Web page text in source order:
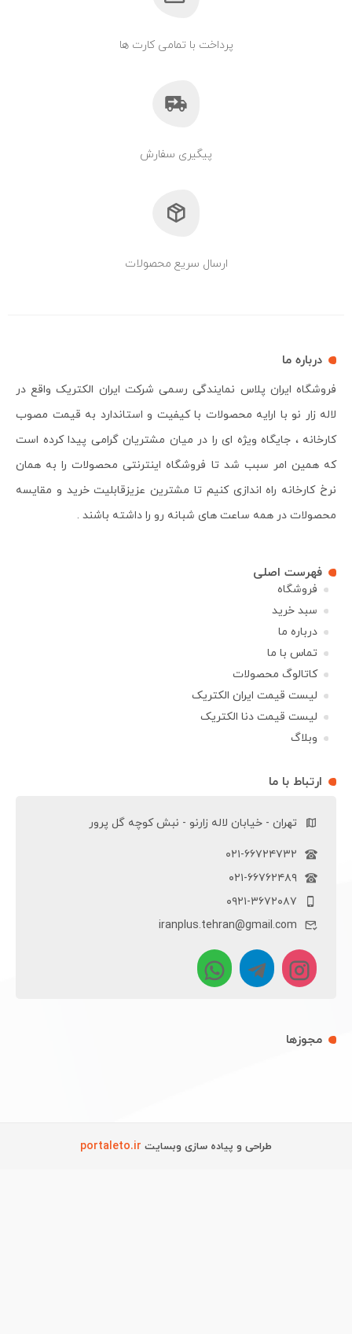
پرداخت با تمامی کارت ها
پیگیری سفارش
ارسال سریع محصولات
درباره ما
فروشگاه ایران پلاس نمایندگی رسمی شرکت ایران الکتریک واقع در
لاله زار نو با ارایه محصولات با کیفیت و استاندارد به قیمت مصوب
کارخانه ، جایگاه ویژه ای را در میان مشتریان گرامی پیدا کرده است
که همین امر سبب شد تا فروشگاه اینترنتی محصولات را به همان
نرخ کارخانه راه اندازی کنیم تا مشترین عزیزقابلیت خرید و مقایسه
محصولات در همه ساعت های شبانه رو را داشته باشند .
فهرست اصلی
فروشگاه
سبد خرید
درباره ما
تماس با ما
کاتالوگ محصولات
لیست قیمت ایران الکتریک
لیست قیمت دنا الکتریک
وبلاگ
ارتباط با ما
تهران - خیابان لاله زارنو - نبش کوچه گل پرور
۰۲۱-۶۶۷۲۴۷۳۲
۰۲۱-۶۶۷۶۲۴۸۹
۰۹۲۱-۳۶۷۲۰۸۷
iranplus.tehran@gmail.com
مجوزها
طراحی و پیاده سازی وبسایت portaleto.ir